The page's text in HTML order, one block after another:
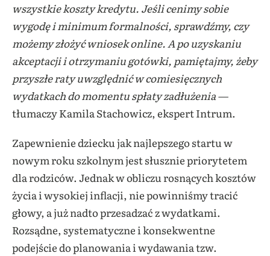
wszystkie koszty kredytu. Jeśli cenimy sobie
wygodę i minimum formalności, sprawdźmy, czy
możemy złożyć wniosek online.A po uzyskaniu
akceptacji i otrzymaniu gotówki, pamiętajmy, żeby
przyszłe raty uwzględnić w comiesięcznych
wydatkach do momentu spłaty zadłużenia —
tłumaczyKamila Stachowicz, ekspert Intrum.
Zapewnienie dziecku jak najlepszego startu w
nowym roku szkolnym jest słusznie priorytetem
dla rodziców. Jednakw obliczu rosnących kosztów
życia i wysokiej inflacji, nie powinniśmy tracić
głowy, a już nadto przesadzaćz wydatkami.
Rozsądne, systematyczne i konsekwentne
podejście do planowania i wydawania tzw.